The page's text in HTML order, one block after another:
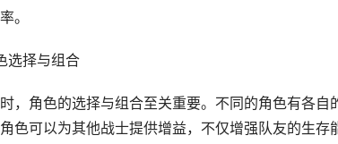
。
选择与组合
，角色的选择与组合至关重要。不同的角色有各自
色可以为其他战士提供增益，不仅增强队友的生